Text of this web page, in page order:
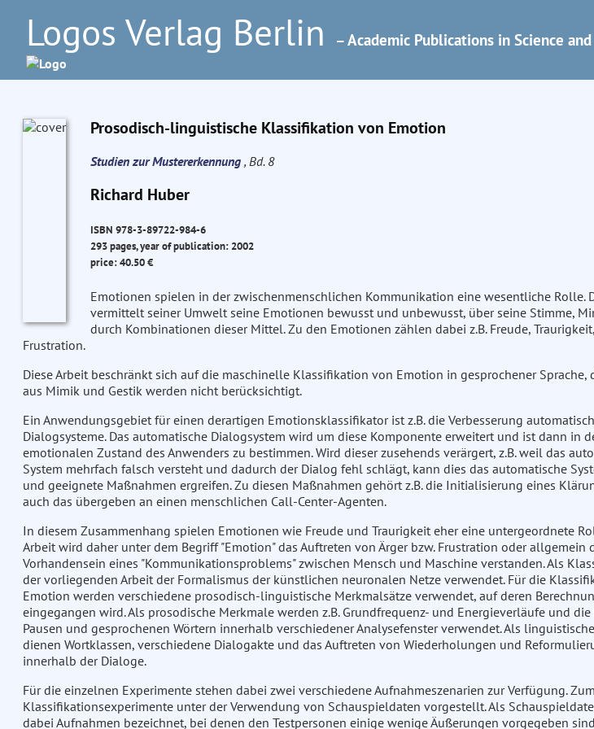
Logos Verlag Berlin – Academic Publications in Science
Prosodisch-linguistische Klassifikation von Emotion
Studien zur Mustererkennung , Bd. 8
Richard Huber
ISBN 978-3-89722-984-6
293 pages, year of publication: 2002
price: 40.50 €
Emotionen spielen in der zwischenmenschlichen Kommunikation eine wesentliche Rolle.
vermittelt seiner Umwelt seine Emotionen bewusst und unbewusst, über seine Stimme,
durch Kombinationen dieser Mittel. Zu den Emotionen zählen dabei z.B. Freude,
Frustration.
Diese Arbeit beschränkt sich auf die maschinelle Klassifikation von Emotion in gesprochener Sprache,
aus Mimik und Gestik werden nicht berücksichtigt.
Ein Anwendungsgebiet für einen derartigen Emotionsklassifikator ist z.B. die Verbesserung
Dialogsysteme. Das automatische Dialogsystem wird um diese Komponente erweitert und ist dann in
emotionalen Zustand des Anwenders zu bestimmen. Wird dieser zusehends verärgert, z.B. weil das
System mehrfach falsch versteht und dadurch der Dialog fehl schlägt, kann dies das automatische
und geeignete Maßnahmen ergreifen. Zu diesen Maßnahmen gehört z.B. die Initialisierung eines
auch das übergeben an einen menschlichen Call-Center-Agenten.
In diesem Zusammenhang spielen Emotionen wie Freude und Traurigkeit eher eine untergeordnete
Arbeit wird daher unter dem Begriff "Emotion" das Auftreten von Ärger bzw. Frustration oder allgemein
Vorhandensein eines "Kommunikationsproblems" zwischen Mensch und Maschine verstanden. Als
der vorliegenden Arbeit der Formalismus der künstlichen neuronalen Netze verwendet. Für die
Emotion werden verschiedene prosodisch-linguistische Merkmalsätze verwendet, auf deren
eingegangen wird. Als prosodische Merkmale werden z.B. Grundfrequenz- und Energieverläufe und
Pausen und gesprochenen Wörtern innerhalb verschiedener Analysefenster verwendet. Als
dienen Wortklassen, verschiedene Dialogakte und das Auftreten von Wiederholungen und
innerhalb der Dialoge.
Für die einzelnen Experimente stehen dabei zwei verschiedene Aufnahmeszenarien zur Verfügung.
Klassifikationsexperimente unter der Verwendung von Schauspieldaten vorgestellt. Als
dabei Aufnahmen bezeichnet, bei denen den Testpersonen einige wenige Äußerungen vorgegeben